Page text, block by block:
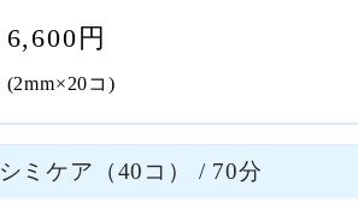
6,600円
(2mm×20コ)
シミケア（40コ） / 70分